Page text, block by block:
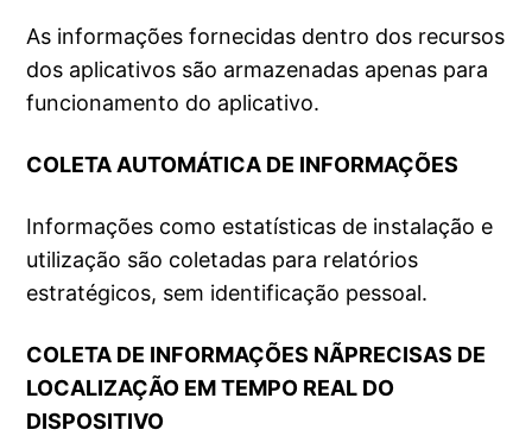
As informações fornecidas dentro dos recursos
dos aplicativos são armazenadas apenas para
funcionamento do aplicativo.
COLETA AUTOMÁTICA DE INFORMAÇÕES
Informações como estatísticas de instalação e
utilização são coletadas para relatórios
estratégicos, sem identificação pessoal.
COLETA DE INFORMAÇÕES NÃPRECISAS DE
LOCALIZAÇÃO EM TEMPO REAL DO
DISPOSITIVO